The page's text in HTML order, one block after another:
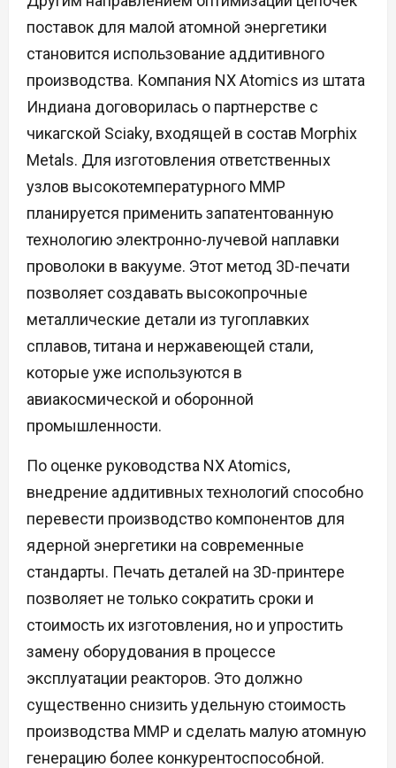
поставок для малой атомной энергетики
становится использование аддитивного
производства. Компания NX Atomics из штата
Индиана договорилась о партнерстве с
чикагской Sciaky, входящей в состав Morphix
Metals. Для изготовления ответственных
узлов высокотемпературного ММР
планируется применить запатентованную
технологию электронно-лучевой наплавки
проволоки в вакууме. Этот метод 3D-печати
позволяет создавать высокопрочные
металлические детали из тугоплавких
сплавов, титана и нержавеющей стали,
которые уже используются в
авиакосмической и оборонной
промышленности.
По оценке руководства NX Atomics,
внедрение аддитивных технологий способно
перевести производство компонентов для
ядерной энергетики на современные
стандарты. Печать деталей на 3D-принтере
позволяет не только сократить сроки и
стоимость их изготовления, но и упростить
замену оборудования в процессе
эксплуатации реакторов. Это должно
существенно снизить удельную стоимость
производства ММР и сделать малую атомную
генерацию более конкурентоспособной.